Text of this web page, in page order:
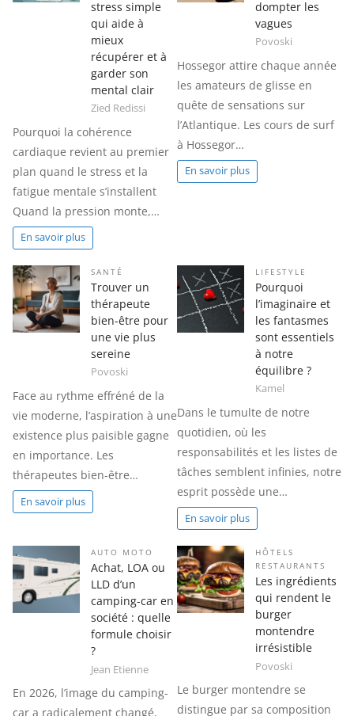
stress simple
qui aide à
mieux
récupérer et à
garder son
mental clair
Zied Redissi
Pourquoi la cohérence
cardiaque revient au premier
plan quand le stress et la
fatigue mentale s’installent
Quand la pression monte,…
En savoir plus
dompter les
vagues
Povoski
Hossegor attire chaque année
les amateurs de glisse en
quête de sensations sur
l’Atlantique. Les cours de surf
à Hossegor…
En savoir plus
SANTÉ
Trouver un
thérapeute
bien-être pour
une vie plus
sereine
Povoski
Face au rythme effréné de la
vie moderne, l’aspiration à une
existence plus paisible gagne
en importance. Les
thérapeutes bien-être…
En savoir plus
LIFESTYLE
Pourquoi
l’imaginaire et
les fantasmes
sont essentiels
à notre
équilibre ?
Kamel
Dans le tumulte de notre
quotidien, où les
responsabilités et les listes de
tâches semblent infinies, notre
esprit possède une…
En savoir plus
AUTO MOTO
Achat, LOA ou
LLD d’un
camping-car en
société : quelle
formule choisir
?
Jean Etienne
En 2026, l’image du camping-
car a radicalement changé,
HÔTELS
RESTAURANTS
Les ingrédients
qui rendent le
burger
montendre
irrésistible
Povoski
Le burger montendre se
distingue par sa composition